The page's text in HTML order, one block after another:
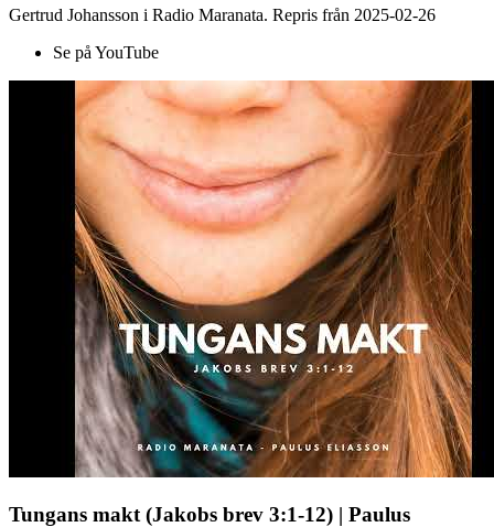
Gertrud Johansson i Radio Maranata. Repris från 2025-02-26
Se på YouTube
Tungans makt (Jakobs brev 3:1-12) | Paulus